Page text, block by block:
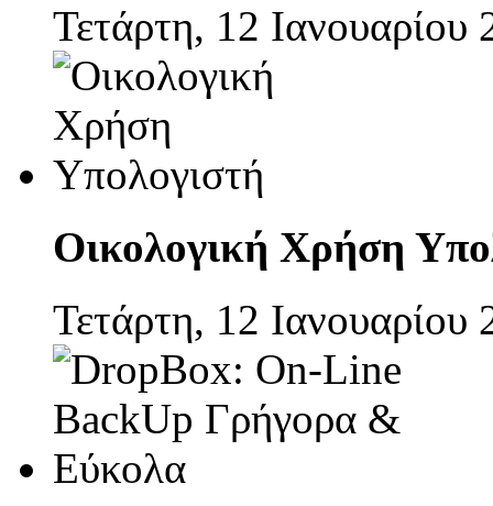
Τετάρτη, 12 Ιανουαρίου
Οικολογική Χρήση
Τετάρτη, 12 Ιανουαρίου